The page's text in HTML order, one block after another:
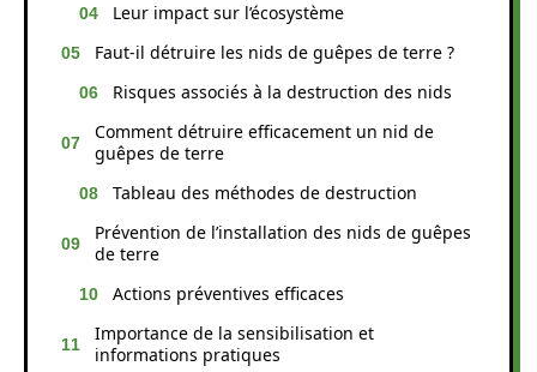
Leur impact sur l’écosystème
Faut-il détruire les nids de guêpes de terre ?
Risques associés à la destruction des nids
Comment détruire efficacement un nid de
guêpes de terre
Tableau des méthodes de destruction
Prévention de l’installation des nids de guêpes
de terre
Actions préventives efficaces
Importance de la sensibilisation et
informations pratiques